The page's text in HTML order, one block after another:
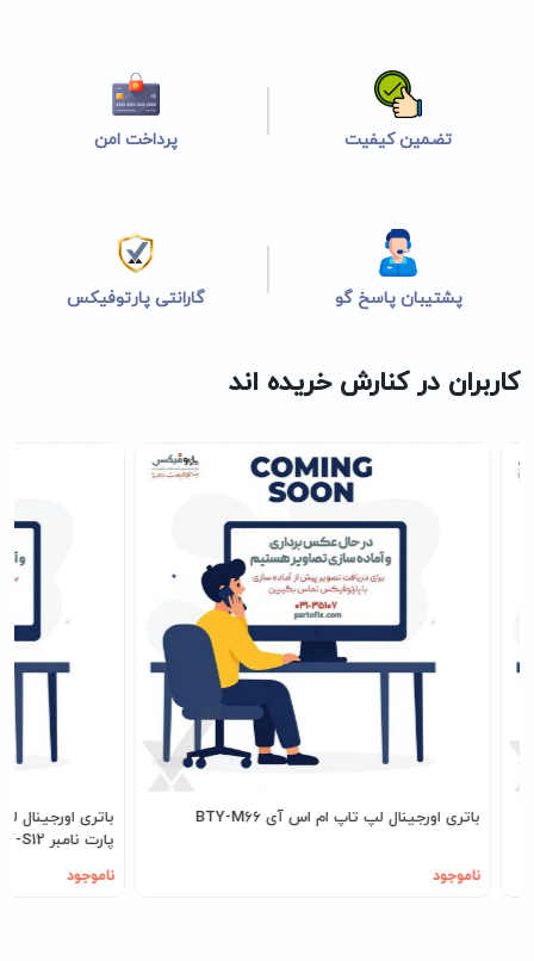
تضمین کیفیت پرداخت امن
پشتیبان پاسخ گو گارانتی پارتوفیکس
کاربران در کنارش خریده اند
باتری اورجینال لپ تاپ ام اس آی BTY-M66
ناموجود
پارت نامبر BTY-S12
ناموجود